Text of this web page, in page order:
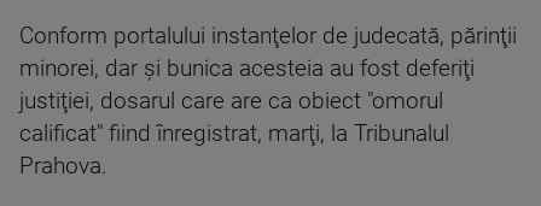
Conform portalului instanţelor de judecată, părinţii
minorei, dar şi bunica acesteia au fost deferiţi
justiţiei, dosarul care are ca obiect "omorul
calificat" fiind înregistrat, marţi, la Tribunalul
Prahova.